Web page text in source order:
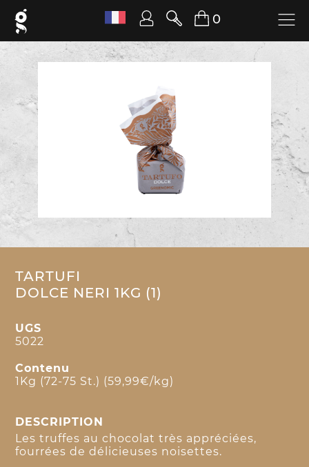
0
TARTUFI
DOLCE NERI 1KG (1)
UGS
5022
Contenu
1Kg (72-75 St.) (59,99€/kg)
DESCRIPTION
Les truffes au chocolat très appréciées,
fourrées de délicieuses noisettes.